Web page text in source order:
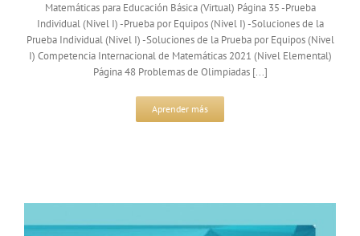
Matemáticas para Educación Básica (Virtual) Página 35 -Prueba
Individual (Nivel I) -Prueba por Equipos (Nivel I) -Soluciones de la
Prueba Individual (Nivel I) -Soluciones de la Prueba por Equipos (Nivel
I) Competencia Internacional de Matemáticas 2021 (Nivel Elemental)
Página 48 Problemas de Olimpiadas [...]
Aprender más